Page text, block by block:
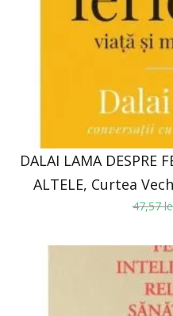
DALAI LAMA DESPRE
ALTELE, Curtea
47,57